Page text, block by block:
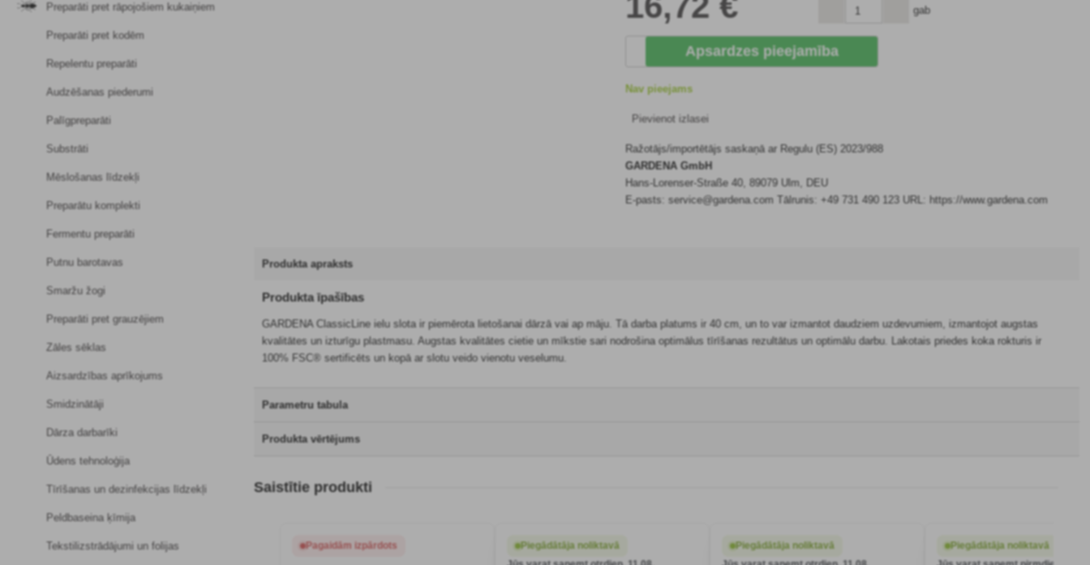
Preparāti pret rāpojošiem kukaiņiem
Preparāti pret kodēm
Repelentu preparāti
Audzēšanas piederumi
Palīgpreparāti
Substrāti
Mēslošanas līdzekļi
Preparātu komplekti
Fermentu preparāti
Putnu barotavas
Smaržu žogi
Preparāti pret grauzējiem
Zāles sēklas
Aizsardzības aprīkojums
Smidzinātāji
Dārza darbarīki
Ūdens tehnoloģija
Tīrīšanas un dezinfekcijas līdzekļi
Peldbaseina ķīmija
Tekstilizstrādājumi un folijas
gab
Apsardzes pieejamība
Nav pieejams
Pievienot izlasei
Ražotājs/importētājs saskaņā ar Regulu (ES) 2023/988
GARDENA GmbH
Hans-Lorenser-Straße 40, 89079 Ulm, DEU
E-pasts: service@gardena.com Tālrunis: +49 731 490 123 URL: https://www.gardena.com
Produkta apraksts
Produkta īpašības
GARDENA ClassicLine ielu slota ir piemērota lietošanai dārzā vai ap māju. Tā darba platums ir 40 cm, un to var izmantot daudziem uzdevumiem, izmantojot augstas
kvalitātes un izturīgu plastmasu. Augstas kvalitātes cietie un mīkstie sari nodrošina optimālus tīrīšanas rezultātus un optimālu darbu. Lakotais priedes koka rokturis ir
100% FSC® sertificēts un kopā ar slotu veido vienotu veselumu.
Parametru tabula
Produkta vērtējums
Saistītie produkti
Pagaidām izpārdots
Piegādātāja noliktavā
Piegādātāja noliktavā
Piegādātāja noliktavā